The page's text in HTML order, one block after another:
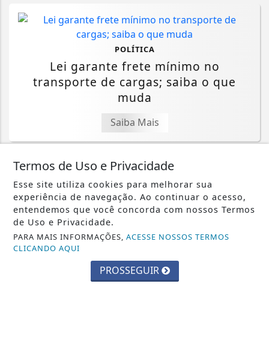
POLÍTICA
Lei garante frete mínimo no
transporte de cargas; saiba o que
muda
Saiba Mais
ECONOMIA
Em nova redução, Copom baixa taxa
Selic para 14% ao ano
Saiba Mais
Termos de Uso e Privacidade
Esse site utiliza cookies para melhorar sua
experiência de navegação. Ao continuar o acesso,
entendemos que você concorda com nossos Termos
de Uso e Privacidade.
PARA MAIS INFORMAÇÕES,ACESSE NOSSOS TERMOS
CLICANDO AQUI
PROSSEGUIR